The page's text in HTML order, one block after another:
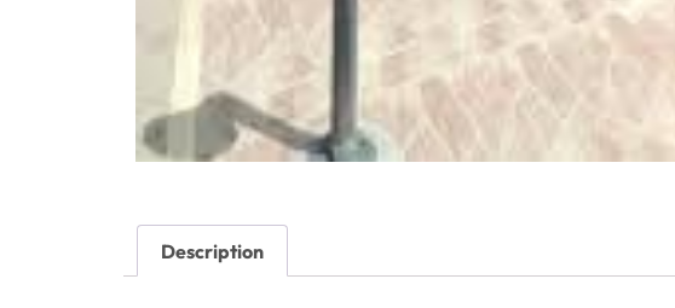
Description